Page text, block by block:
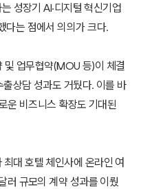
성장기 AI·디지털 혁신기업
다는 점에서 의의가 크다.
및 업무협약(MOU 등)이 체결
상담 성과도 거뒀다. 이를 바
운 비즈니스 확장도 기대된
대 호텔 체인사에 온라인 여
러 규모의 계약 성과를 이뤘